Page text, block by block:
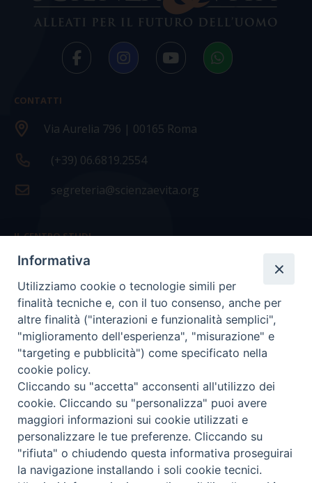
CONTATTI
Via Aurelia 796 | 00165 Roma
(+39) 06.6819.2554
segreteria@scienzaevita.org
IL CENTRO STUDI
La nostra storia
Statuto
Presidenza e ufficio presidenza
Consiglio scientifico
Coordinamento nazionale
COPYRIGHT Scienza & Vita - C.F96600690588- Tutti i
diritti -Privacy- Credits
Informativa
Utilizziamo cookie o tecnologie simili per
finalità tecniche e, con il tuo consenso, anche per
altre finalità ("interazioni e funzionalità semplici",
"miglioramento dell'esperienza", "misurazione" e
"targeting e pubblicità") come specificato nella
cookie policy.
Cliccando su "accetta" acconsenti all'utilizzo dei
cookie. Cliccando su "personalizza" puoi avere
maggiori informazioni sui cookie utilizzati e
personalizzare le tue preferenze. Cliccando su
"rifiuta" o chiudendo questa informativa proseguirai
la navigazione installando i soli cookie tecnici.